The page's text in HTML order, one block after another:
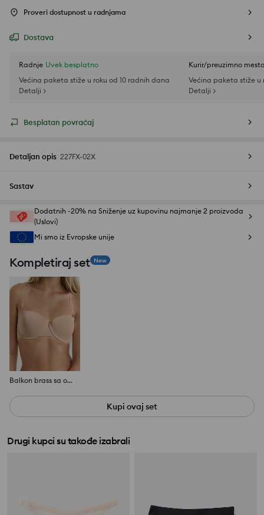
Proveri dostupnost u radnjama
Dostava
Radnje Uvek besplatno
Većina paketa stiže u roku od 10 radnih dana
Detalji >
Kurir/preuzimno mesto
Većina paketa stiže u
Detalji >
Besplatan povraćaj
Detaljan opis 227FX-02X
Sastav
Dodatnih -20% na Sniženje uz kupovinu najmanje 2 proizvoda
(Uslovi)
Mi smo iz Evropske unije
Kompletiraj set New
Balkon brass sa otpadajućim naramenicama
Kupi ovaj set
Drugi kupci su takođe izabrali